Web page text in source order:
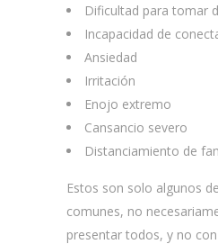
Dificultad para tomar
Incapacidad de
Ansiedad
Irritación
Enojo extremo
Cansancio severo
Distanciamiento de
Estos son solo algunos
comunes, no
presentar todos, y no